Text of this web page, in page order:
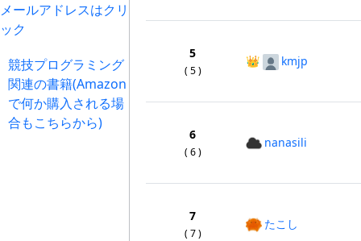
メールアドレスはクリ
ック
競技プログラミング
関連の書籍(Amazon
で何か購入される場
合もこちらから)
5
( 5 )
👑 kmjp
6
( 6 )
nanasili
7
( 7 )
たこし